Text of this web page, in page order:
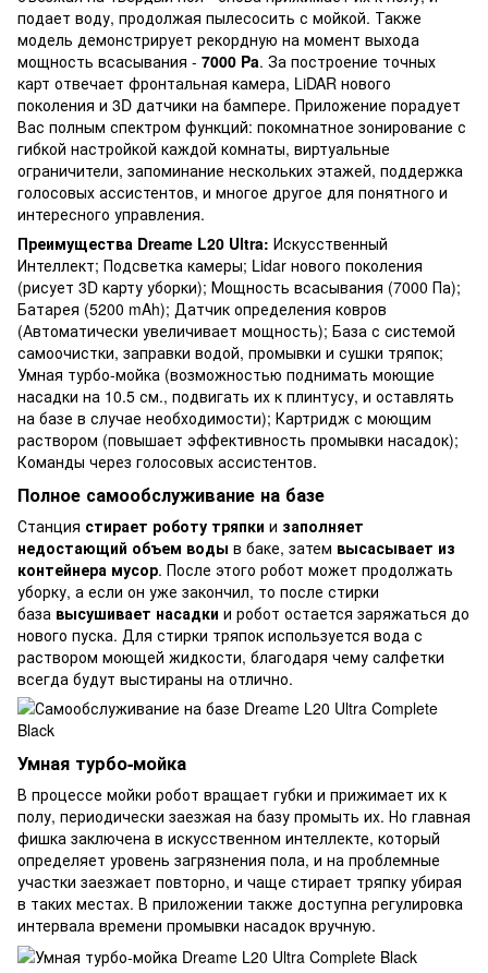
подает воду, продолжая пылесосить с мойкой. Также
модель демонстрирует рекордную на момент выхода
мощность всасывания - 7000 Pa. За построение точных
карт отвечает фронтальная камера, LiDAR нового
поколения и 3D датчики на бампере. Приложение порадует
Вас полным спектром функций: покомнатное зонирование с
гибкой настройкой каждой комнаты, виртуальные
ограничители, запоминание нескольких этажей, поддержка
голосовых ассистентов, и многое другое для понятного и
интересного управления.
Преимущества Dreame L20 Ultra: Искусственный
Интеллект; Подсветка камеры; Lidar нового поколения
(рисует 3D карту уборки); Мощность всасывания (7000 Па);
Батарея (5200 mAh); Датчик определения ковров
(Автоматически увеличивает мощность); База с системой
самоочистки, заправки водой, промывки и сушки тряпок;
Умная турбо-мойка (возможностью поднимать моющие
насадки на 10.5 см., подвигать их к плинтусу, и оставлять
на базе в случае необходимости); Картридж с моющим
раствором (повышает эффективность промывки насадок);
Команды через голосовых ассистентов.
Полное самообслуживание на базе
Станция стирает роботу тряпки и заполняет
недостающий объем воды в баке, затем высасывает из
контейнера мусор. После этого робот может продолжать
уборку, а если он уже закончил, то после стирки
база высушивает насадки и робот остается заряжаться до
нового пуска. Для стирки тряпок используется вода с
раствором моющей жидкости, благодаря чему салфетки
всегда будут выстираны на отлично.
Умная турбо-мойка
В процессе мойки робот вращает губки и прижимает их к
полу, периодически заезжая на базу промыть их. Но главная
фишка заключена в искусственном интеллекте, который
определяет уровень загрязнения пола, и на проблемные
участки заезжает повторно, и чаще стирает тряпку убирая
в таких местах. В приложении также доступна регулировка
интервала времени промывки насадок вручную.